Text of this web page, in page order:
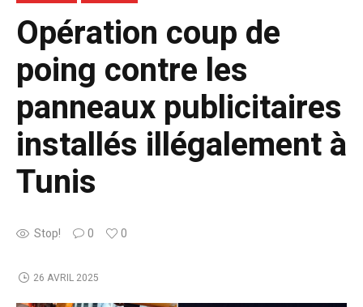
Opération coup de
poing contre les
panneaux publicitaires
installés illégalement à
Tunis
Stop! 0 0
26 AVRIL 2025